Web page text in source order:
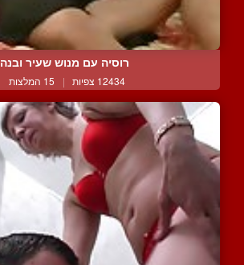
רוסיה עם מנוש שעיר ובנה
12434 צפיות | 15 המלצות